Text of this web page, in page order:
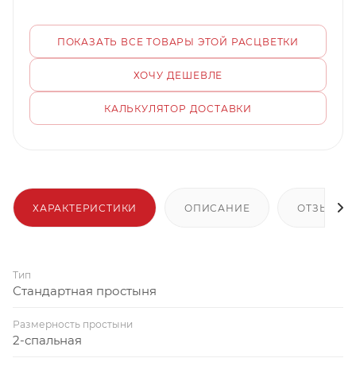
ПОКАЗАТЬ ВСЕ ТОВАРЫ ЭТОЙ РАСЦВЕТКИ
ХОЧУ ДЕШЕВЛЕ
КАЛЬКУЛЯТОР ДОСТАВКИ
ХАРАКТЕРИСТИКИ ОПИСАНИЕ ОТЗЫВЫ
Тип
Стандартная простыня
Размерность простыни
2-спальная